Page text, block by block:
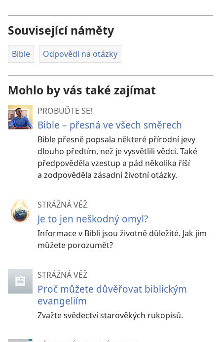
Související náměty
Bible Odpovědi na otázky
Mohlo by vás také zajímat
PROBUĎTE SE!
Bible – přesná ve všech směrech
Bible přesně popsala některé přírodní jevy
dlouho předtím, než je vysvětlili vědci. Také
předpověděla vzestup a pád několika říší
a zodpověděla zásadní životní otázky.
STRÁŽNÁ VĚŽ
Je to jen neškodný omyl?
Informace v Bibli jsou životně důležité. Jak jim
můžete porozumět?
STRÁŽNÁ VĚŽ
Proč můžete důvěřovat biblickým
evangeliím
Zvažte svědectví starověkých rukopisů.